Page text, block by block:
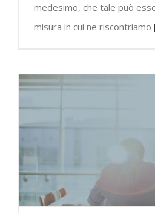
medesimo, che tale può
misura in cui ne riscontriamo